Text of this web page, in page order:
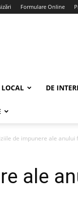
Formulare Online
DE
de impunere ale anului
ale